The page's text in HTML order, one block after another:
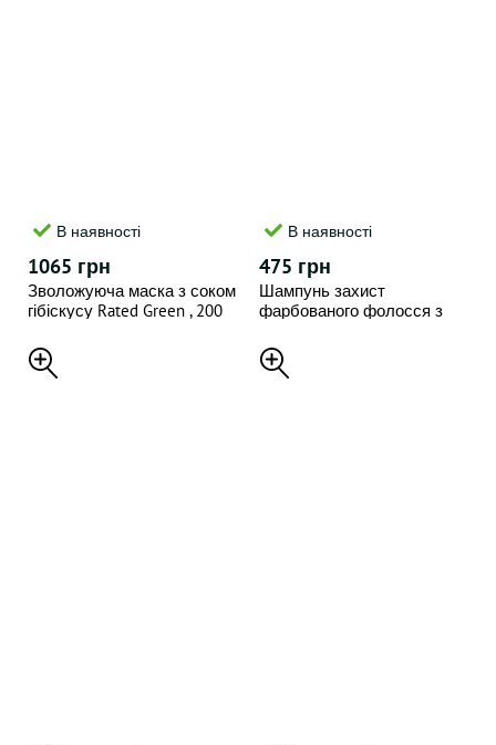
В наявності
1065 грн
Зволожуюча маска з соком
гібіскусу Rated Green , 200
В наявності
475 грн
Шампунь захист
фарбованого фолосся з
Green , 100 мл